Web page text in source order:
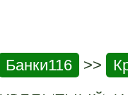
Банки116 >>